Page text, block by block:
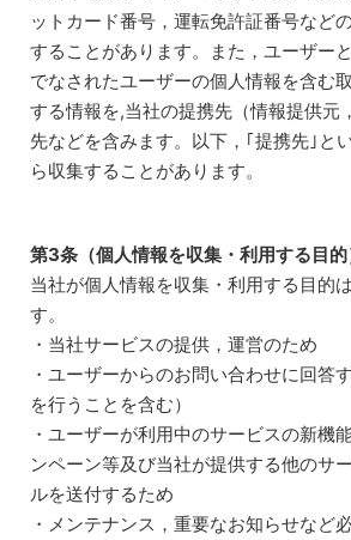
ットカード番号，運転免許証番号など
することがあります。また，ユーザー
でなされたユーザーの個人情報を含む
する情報を,当社の提携先（情報提供元
先などを含みます。以下，｢提携先｣と
ら収集することがあります。
第3条（個人情報を収集・利用する目的
当社が個人情報を収集・利用する目的
す。
・当社サービスの提供，運営のため
・ユーザーからのお問い合わせに回答
を行うことを含む）
・ユーザーが利用中のサービスの新機
ンペーン等及び当社が提供する他のサ
ルを送付するため
・メンテナンス，重要なお知らせなど